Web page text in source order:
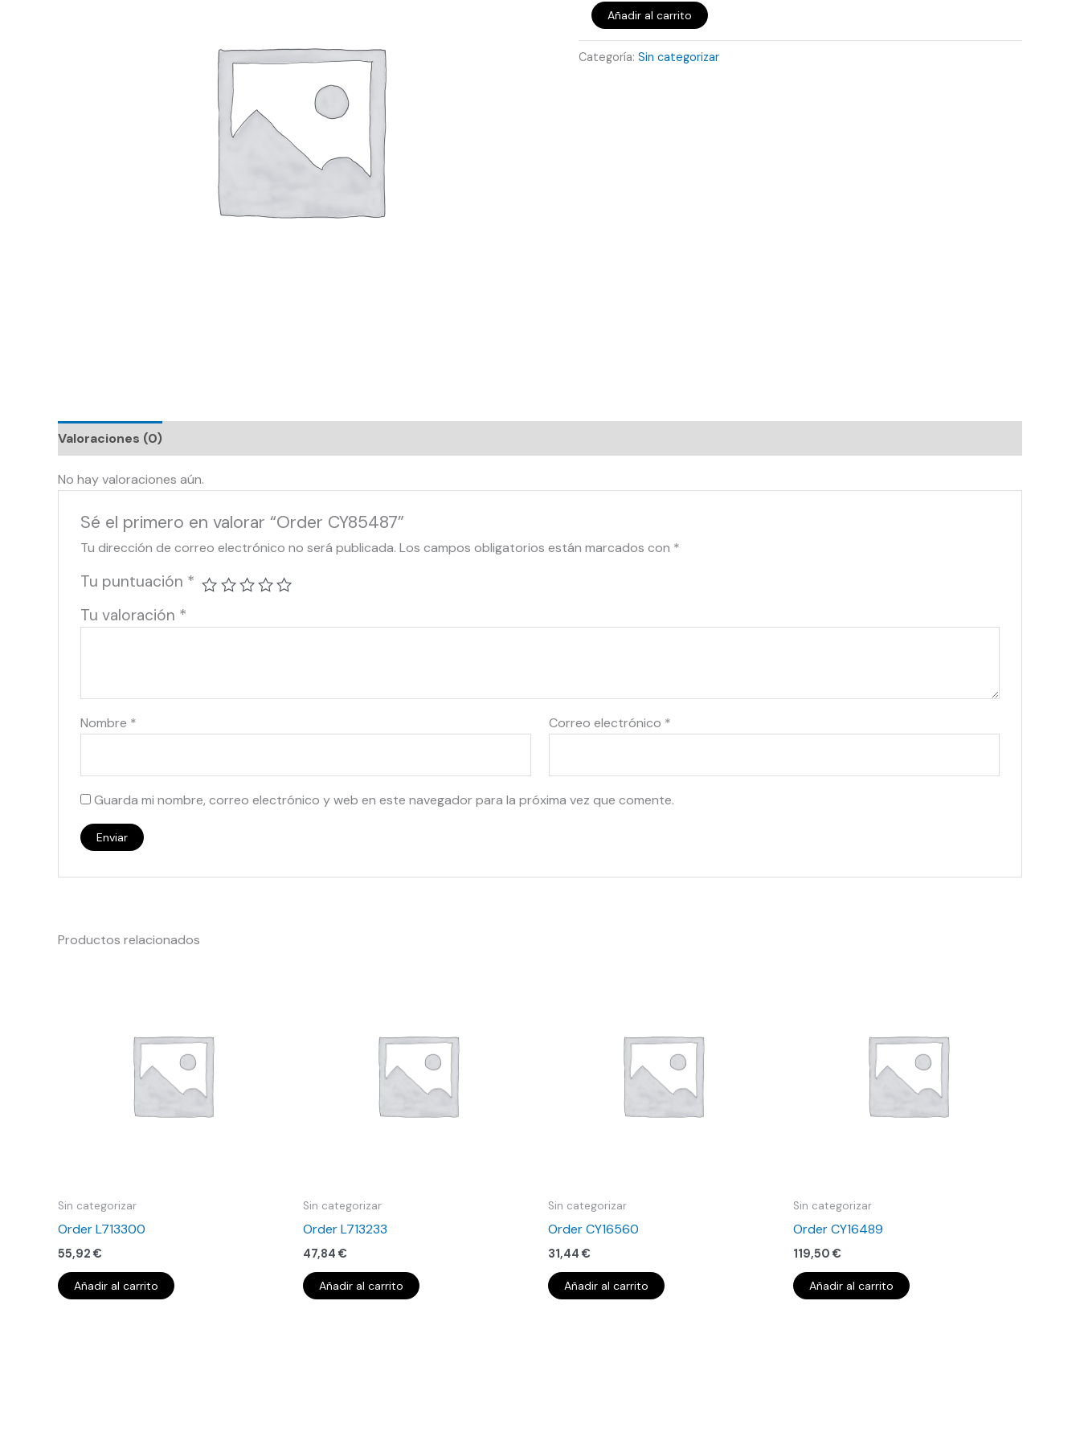
Añadir al carrito
Categoría: Sin categorizar
Valoraciones (0)
No hay valoraciones aún.
Sé el primero en valorar “Order CY85487”
Tu dirección de correo electrónico no será publicada. Los campos obligatorios están marcados con *
Tu puntuación *
Tu valoración *
Nombre * Correo electrónico *
Guarda mi nombre, correo electrónico y web en este navegador para la próxima vez que comente.
Productos relacionados
Sin categorizar
Order L713300
55,92 €
Añadir al carrito
Sin categorizar
Order L713233
47,84 €
Añadir al carrito
Sin categorizar
Order CY16560
31,44 €
Añadir al carrito
Sin categorizar
Order CY16489
119,50 €
Añadir al carrito